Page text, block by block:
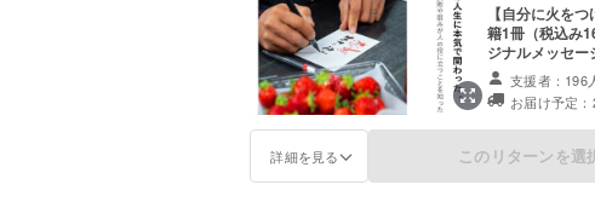
【自分に火をつ
籍1冊（税込
ジナルメッセー
イズ） できないだらけの苺農家が、
販売を通じて商
開拓を どんどん
敗して成長して
盛りだくさん 多
なる事でしょう
い。 筆文字メッセージはプレゼント
支援者：196
お届け予定
詳細を見る このリターンを選